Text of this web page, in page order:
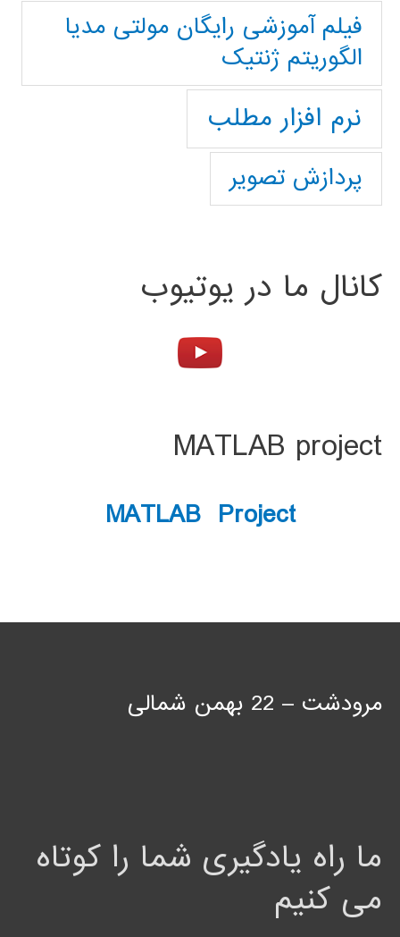
فیلم آموزشی رایگان مولتی مدیا
الگوریتم ژنتیک
نرم افزار مطلب
پردازش تصویر
کانال ما در یوتیوب
MATLAB project
MATLAB Project
مرودشت – 22 بهمن شمالی
ما راه یادگیری شما را کوتاه
می کنیم